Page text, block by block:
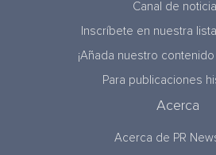
Canal de
Inscríbete en nuestra
¡Añada nuestro
Para publicaciones
Acerca
Acerca de PR